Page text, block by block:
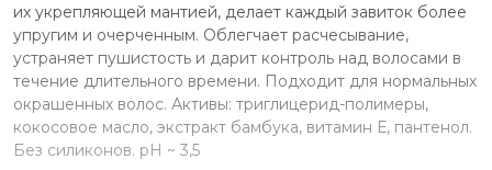
их укрепляющей мантией, делает каждый завиток более
упругим и очерченным. Облегчает расчесывание,
устраняет пушистость и дарит контроль над волосами в
течение длительного времени. Подходит для нормальных
окрашенных волос. Активы: триглицерид-полимеры,
кокосовое масло, экстракт бамбука, витамин Е, пантенол.
Без силиконов. рН ~ 3,5